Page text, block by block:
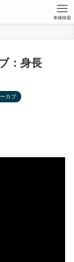
車種検索
：身長
カブ